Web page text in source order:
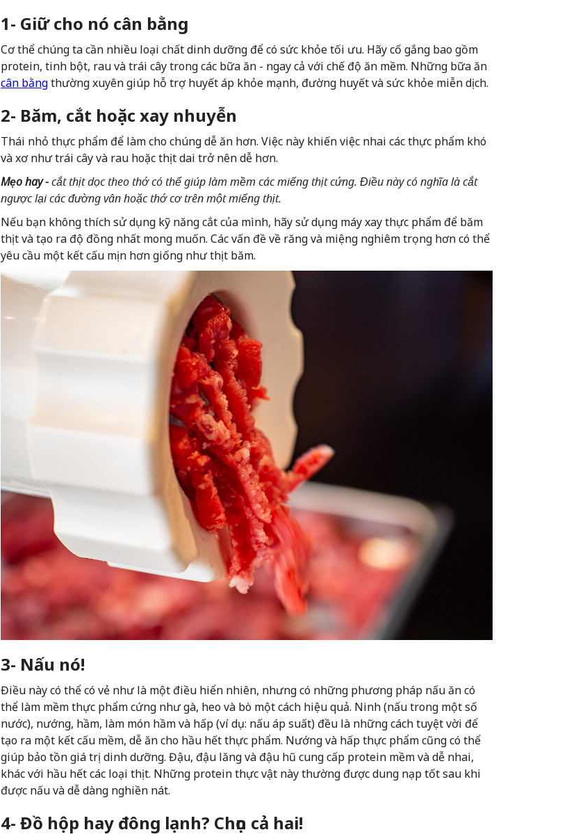
1- Giữ cho nó cân bằng
Cơ thể chúng ta cần nhiều loại chất dinh dưỡng để có sức khỏe tối ưu. Hãy cố gắng bao gồm
protein, tinh bột, rau và trái cây trong các bữa ăn - ngay cả với chế độ ăn mềm. Những bữa ăn
cân bằngthường xuyên giúp hỗ trợ huyết áp khỏe mạnh, đường huyết và sức khỏe miễn dịch.
2- Băm, cắt hoặc xay nhuyễn
Thái nhỏ thực phẩm để làm cho chúng dễ ăn hơn. Việc này khiến việc nhai các thực phẩm khó
và xơ như trái cây và rau hoặc thịt dai trở nên dễ hơn.
Mẹo hay -cắt thịt dọc theo thớ có thể giúp làm mềm các miếng thịt cứng. Điều này có nghĩa là cắt
ngược lại các đường vân hoặc thớ cơ trên một miếng thịt.
Nếu bạn không thích sử dụng kỹ năng cắt của mình, hãy sử dụng máy xay thực phẩm để băm
thịt và tạo ra độ đồng nhất mong muốn. Các vấn đề về răng và miệng nghiêm trọng hơn có thể
yêu cầu một kết cấu mịn hơn giống như thịt băm.
3- Nấu nó!
Điều này có thể có vẻ như là một điều hiển nhiên, nhưng có những phương pháp nấu ăn có
thể làm mềm thực phẩm cứng như gà, heo và bò một cách hiệu quả. Ninh (nấu trong một số
nước), nướng, hầm, làm món hầm và hấp (ví dụ: nấu áp suất) đều là những cách tuyệt vời để
tạo ra một kết cấu mềm, dễ ăn cho hầu hết thực phẩm. Nướng và hấp thực phẩm cũng có thể
giúp bảo tồn giá trị dinh dưỡng. Đậu, đậu lăng và đậu hũ cung cấp protein mềm và dễ nhai,
khác với hầu hết các loại thịt. Những protein thực vật này thường được dung nạp tốt sau khi
được nấu và dễ dàng nghiền nát.
4- Đồ hộp hay đông lạnh? Chọn cả hai!